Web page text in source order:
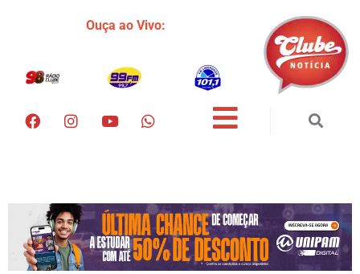
Ouça ao Vivo: